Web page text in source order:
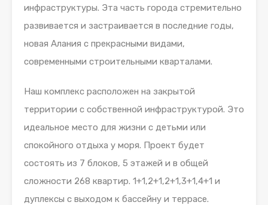
инфраструктуры. Эта часть города стремительно
развивается и застраивается в последние годы,
новая Алания с прекрасными видами,
современными строительными кварталами.
Наш комплекс расположен на закрытой
территории с собственной инфраструктурой. Это
идеальное место для жизни с детьми или
спокойного отдыха у моря. Проект будет
состоять из 7 блоков, 5 этажей и в общей
сложности 268 квартир. 1+1,2+1,2+1,3+1,4+1 и
дуплексы с выходом к бассейну и террасе.